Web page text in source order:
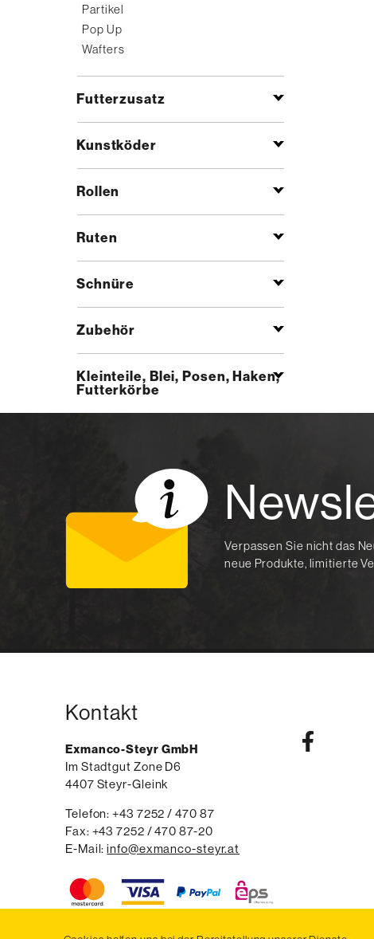
Partikel
Pop Up
Wafters
Futterzusatz
Kunstköder
Rollen
Ruten
Schnüre
Zubehör
Kleinteile, Blei, Posen, Haken,
Futterkörbe
Verpassen Sie nicht das
neue Produkte, limitierte
Kontakt
Exmanco-Steyr GmbH
Im Stadtgut Zone D6
4407 Steyr-Gleink
Telefon: voice
+43 7252 / 470 87
Fax: fax
+43 7252 / 470 87-20
E-Mail: email
info@exmanco-steyr.at